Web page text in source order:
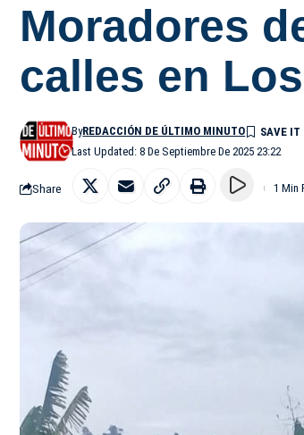
Moradores
calles en
Last Updated: 8 De Septiembre De 2025 23:22
ByREDACCIÓN DE ÚLTIMO MINUTO
Share 1 Min